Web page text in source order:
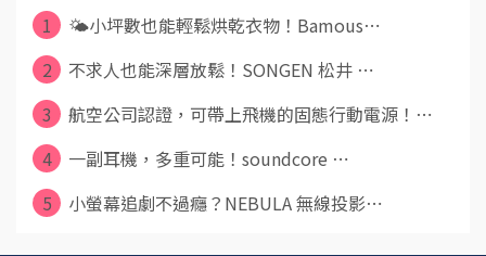
1
🌤️小坪數也能輕鬆烘乾衣物！Bamous⋯
2
不求人也能深層放鬆！SONGEN 松井 ⋯
3
航空公司認證，可帶上飛機的固態行動電源！⋯
4
一副耳機，多重可能！soundcore ⋯
5
小螢幕追劇不過癮？NEBULA 無線投影⋯